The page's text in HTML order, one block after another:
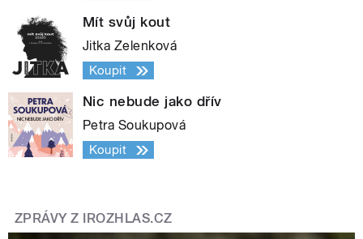
Mít svůj kout
Jitka Zelenková
Koupit
Nic nebude jako dřív
Petra Soukupová
Koupit
ZPRÁVY Z IROZHLAS.CZ